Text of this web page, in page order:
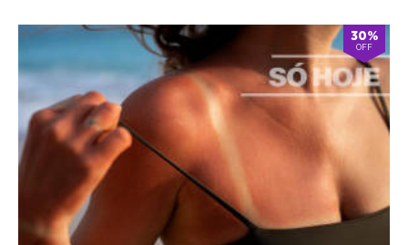
alarm
Fechado
agora
Abre
às
9:00
double_arrow
*Os
horários
podem
feriados
em
30%
OFF